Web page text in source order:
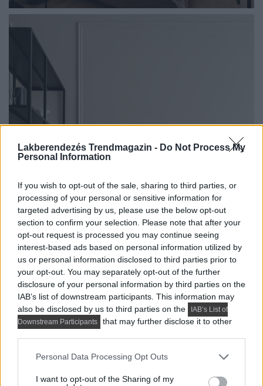
Lakberendezés Trendmagazin - Do Not Process My
Personal Information
If you wish to opt-out of the sale, sharing to third parties, or
processing of your personal or sensitive information for
targeted advertising by us, please use the below opt-out
section to confirm your selection. Please note that after your
opt-out request is processed you may continue seeing
interest-based ads based on personal information utilized by
us or personal information disclosed to third parties prior to
your opt-out. You may separately opt-out of the further
disclosure of your personal information by third parties on the
IAB’s list of downstream participants. This information may
also be disclosed by us to third parties on the
IAB’s List of
Downstream Participants
that may further disclose it to other
Please note that this website/app uses one or more Google
not limited to your visit or usage behaviour. You may click to
Personal Data Processing Opt Outs
I want to opt-out of the Sharing of my